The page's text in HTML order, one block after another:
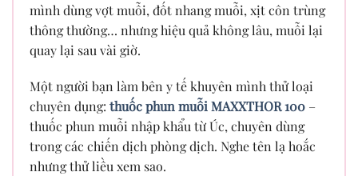
mình dùng vợt muỗi, đốt nhang muỗi, xịt côn trùng
thông thường… nhưng hiệu quả không lâu, muỗi lại
quay lại sau vài giờ.
Một người bạn làm bên y tế khuyên mình thử loại
chuyên dụng: thuốc phun muỗi MAXXTHOR 100 –
thuốc phun muỗi nhập khẩu từ Úc, chuyên dùng
trong các chiến dịch phòng dịch. Nghe tên lạ hoắc
nhưng thử liều xem sao.